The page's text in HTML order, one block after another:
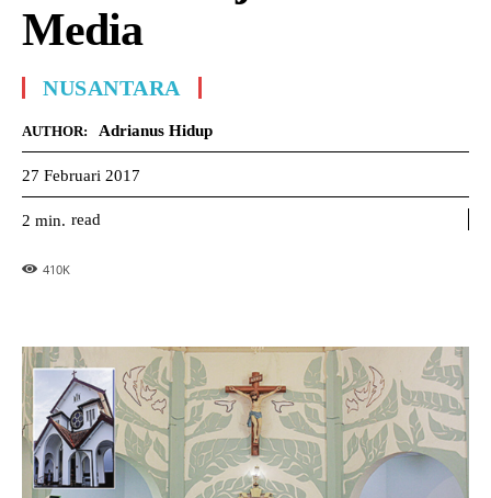
Media
NUSANTARA
AUTHOR: Adrianus Hidup
27 Februari 2017
2 min. read
410K